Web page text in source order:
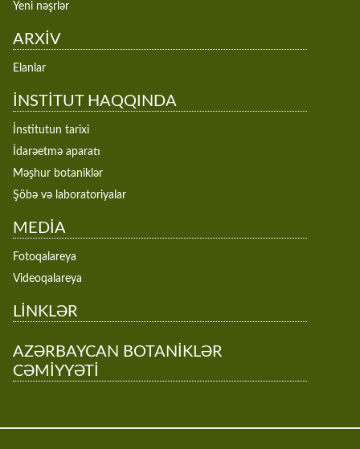
Yeni nəşrlər
ARXİV
Elanlar
İNSTİTUT HAQQINDA
İnstitutun tarixi
İdarəetmə aparatı
Məşhur botaniklər
Şöbə və laboratoriyalar
MEDİA
Fotoqalareya
Videoqalareya
LİNKLƏR
AZƏRBAYCAN BOTANİKLƏR
CƏMİYYƏTİ